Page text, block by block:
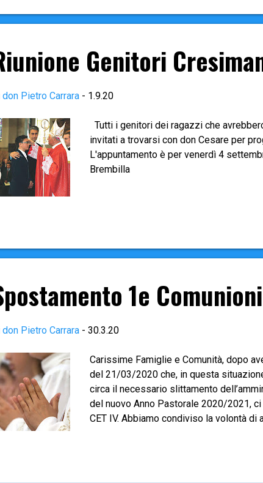
prevenzione dal contagio da Covid-19 .
Genitori
don Pietro Carrara - 1.9.20
Tutti i genitori dei ragazzi che
invitati a trovarsi con don Cesare per
L'appuntamento è per venerdì 4
Brembilla
1e
don Pietro Carrara - 30.3.20
Carissime Famiglie e Comunità, dopo
del 21/03/2020 che, in questa
circa il necessario slittamento
del nuovo Anno Pastorale 2020/2021,
CET IV. Abbiamo condiviso la volontà di
che per tutte le Parrocchie della CET